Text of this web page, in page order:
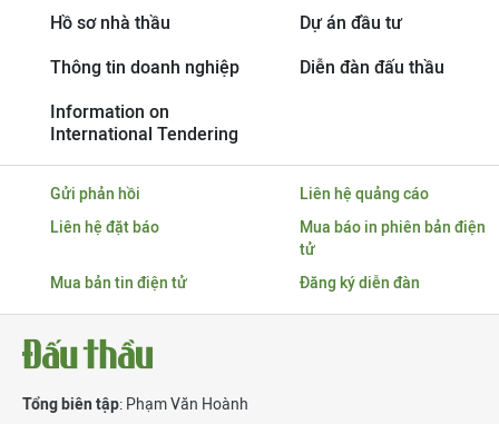
Hồ sơ nhà thầu Dự án đầu tư
Thông tin doanh nghiệp Diễn đàn đấu thầu
Information on
International Tendering
Gửi phản hồi
Liên hệ quảng cáo
Liên hệ đặt báo
Mua báo in phiên bản điện
tử
Mua bản tin điện tử
Đăng ký diễn đàn
Tổng biên tập: Phạm Văn Hoành